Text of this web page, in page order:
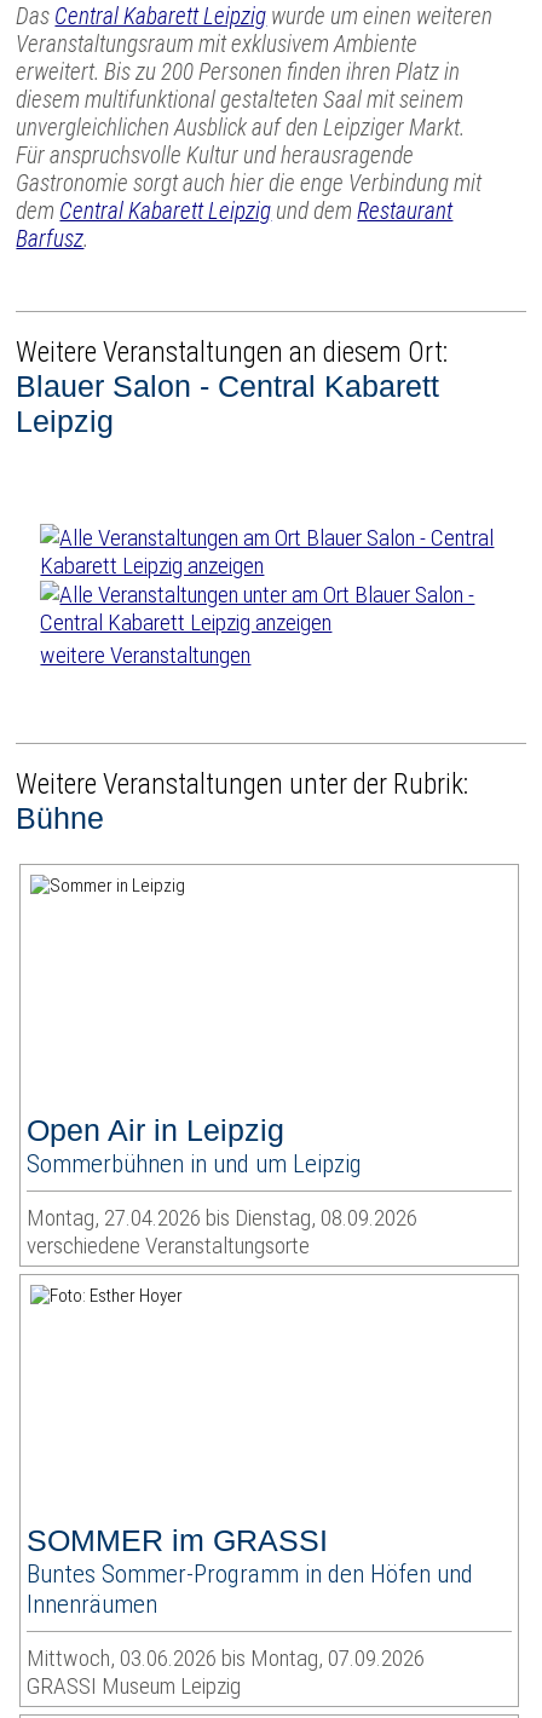
Das Central Kabarett Leipzig wurde um einen weiteren
Veranstaltungsraum mit exklusivem Ambiente
erweitert. Bis zu 200 Personen finden ihren Platz in
diesem multifunktional gestalteten Saal mit seinem
unvergleichlichen Ausblick auf den Leipziger Markt.
Für anspruchsvolle Kultur und herausragende
Gastronomie sorgt auch hier die enge Verbindung mit
dem Central Kabarett Leipzig und demRestaurant
Barfusz.
Weitere Veranstaltungen an diesem Ort:
Blauer Salon - Central Kabarett
Leipzig
weitere Veranstaltungen
Weitere Veranstaltungen unter der Rubrik:
Bühne
Open Air in Leipzig
Sommerbühnen in und um Leipzig
Montag, 27.04.2026 bis Dienstag, 08.09.2026
verschiedene Veranstaltungsorte
SOMMER im GRASSI
Buntes Sommer-Programm in den Höfen und
Innenräumen
Mittwoch, 03.06.2026 bis Montag, 07.09.2026
GRASSI Museum Leipzig